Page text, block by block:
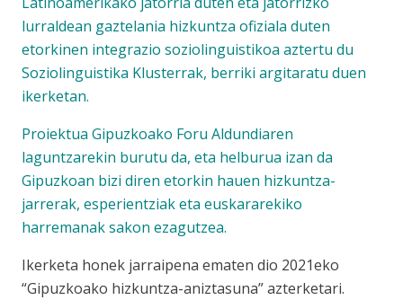
lurraldean gaztelania hizkuntza ofiziala duten
etorkinen integrazio soziolinguistikoa aztertu du
Soziolinguistika Klusterrak, berriki argitaratu duen
ikerketan.
Proiektua Gipuzkoako Foru Aldundiaren
laguntzarekin burutu da, eta helburua izan da
Gipuzkoan bizi diren etorkin hauen hizkuntza-
jarrerak, esperientziak eta euskararekiko
harremanak sakon ezagutzea.
Ikerketa honek jarraipena ematen dio 2021eko
“Gipuzkoako hizkuntza-aniztasuna” azterketari.